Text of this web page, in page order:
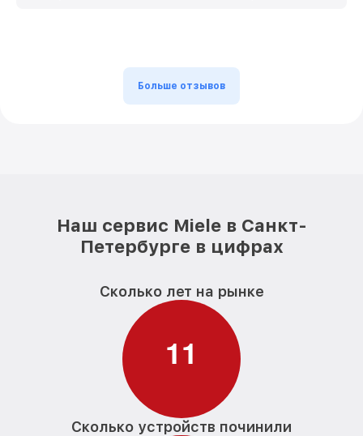
Больше отзывов
Наш сервис Miele в Санкт-
Петербурге в цифрах
Сколько лет на рынке
11
Сколько устройств починили